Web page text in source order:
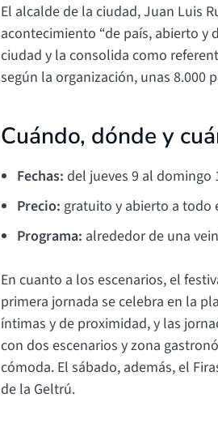
El alcalde de la ciudad, Juan Luis
acontecimiento “de país, abierto y
ciudad y la consolida como
según la organización, unas 8.000
Cuándo, dónde y
Fechas: del jueves 9 al domingo
Precio: gratuito y abierto a todo
Programa: alrededor de una
En cuanto a los escenarios, el
primera jornada se celebra en la
íntimas y de proximidad, y las
con dos escenarios y zona
cómoda. El sábado, además, el
de la Geltrú.